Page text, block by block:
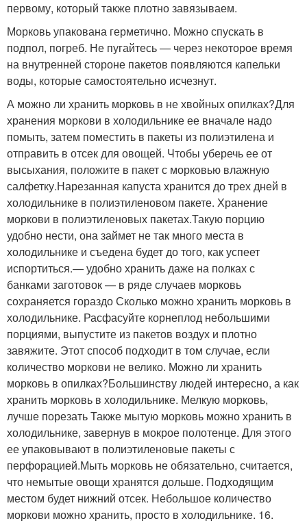
первому, который также плотно завязываем.
Морковь упакована герметично. Можно спускать в
подпол, погреб. Не пугайтесь — через некоторое время
на внутренней стороне пакетов появляются капельки
воды, которые самостоятельно исчезнут.
А можно ли хранить морковь в не хвойных опилках?Для
хранения моркови в холодильнике ее вначале надо
помыть, затем поместить в пакеты из полиэтилена и
отправить в отсек для овощей. Чтобы уберечь ее от
высыхания, положите в пакет с морковью влажную
салфетку.Нарезанная капуста хранится до трех дней в
холодильнике в полиэтиленовом пакете. Хранение
моркови в полиэтиленовых пакетах.Такую порцию
удобно нести, она займет не так много места в
холодильнике и съедена будет до того, как успеет
испортиться.— удобно хранить даже на полках с
банками заготовок — в ряде случаев морковь
сохраняется гораздо Сколько можно хранить морковь в
холодильнике. Расфасуйте корнеплод небольшими
порциями, выпустите из пакетов воздух и плотно
завяжите. Этот способ подходит в том случае, если
количество моркови не велико. Можно ли хранить
морковь в опилках?Большинству людей интересно, а как
хранить морковь в холодильнике. Мелкую морковь,
лучше порезать Также мытую морковь можно хранить в
холодильнике, завернув в мокрое полотенце. Для этого
ее упаковывают в полиэтиленовые пакеты с
перфорацией.Мыть морковь не обязательно, считается,
что немытые овощи хранятся дольше. Подходящим
местом будет нижний отсек. Небольшое количество
моркови можно хранить, просто в холодильнике. 16.